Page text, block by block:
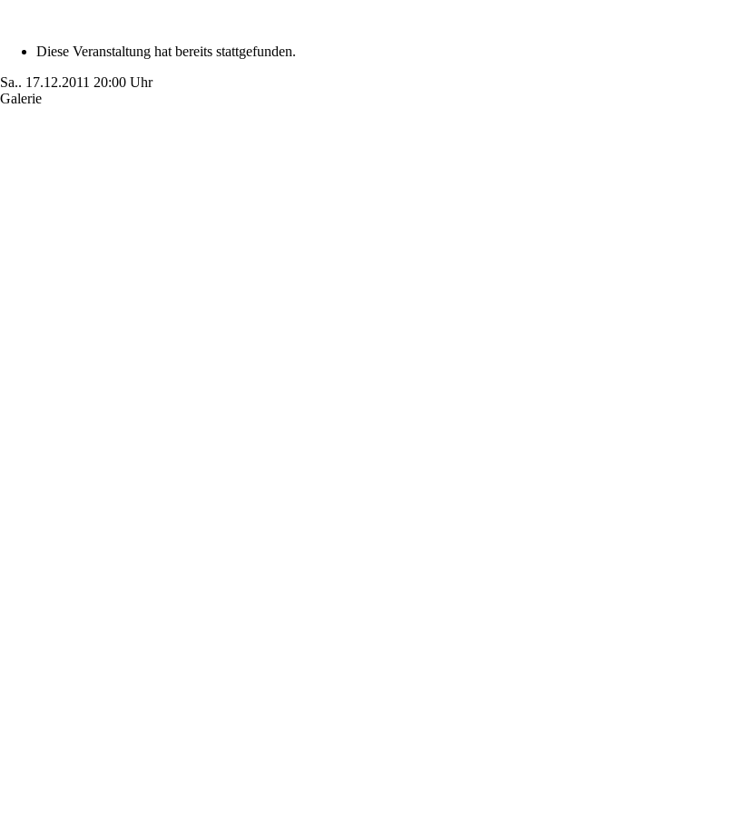
Diese Veranstaltung hat bereits stattgefunden.
Sa.. 17.12.2011 20:00 Uhr
Galerie